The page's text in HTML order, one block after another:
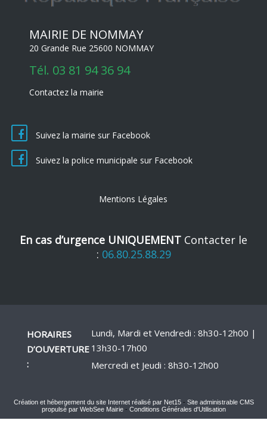
MAIRIE DE NOMMAY
20 Grande Rue 25600 NOMMAY
Tél. 03 81 94 36 94
Contactez la mairie
Suivez la mairie sur Facebook
Suivez la police municipale sur Facebook
Mentions Légales
En cas d’urgence UNIQUEMENT Contacter le
: 06.80.25.88.29
HORAIRES
D’OUVERTURE
:
Lundi, Mardi et Vendredi : 8h30-12h00 |
13h30-17h00
Mercredi et Jeudi : 8h30-12h00
Création et hébergement du site Internet réalisé par Net15- Site administrable CMS
propulsé par WebSee Mairie- Conditions Générales d'Utilisation